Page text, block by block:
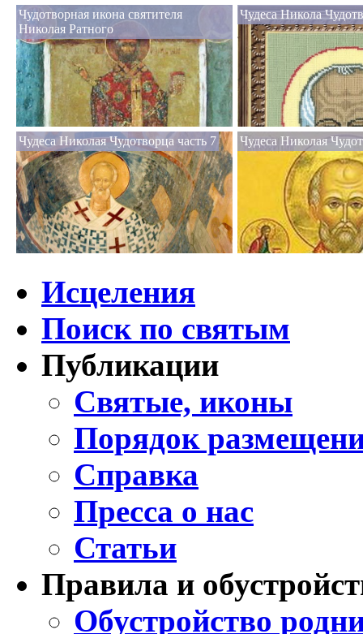
Чудотворная икона святителя
Николая Ратного
Чудеса Никола
Чудеса Николая Чудотворца часть 7 Чудеса Николая
Исцеления
Поиск по святым
Публикации
Святые, иконы
Порядок
Справка
Пресса о нас
Статьи
Правила и
Обустройство